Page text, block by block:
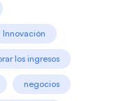
Innovación
los ingresos
negocios